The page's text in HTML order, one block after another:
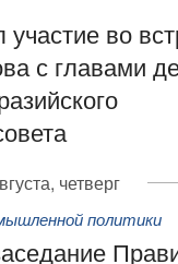
во
с главами
четверг
политики